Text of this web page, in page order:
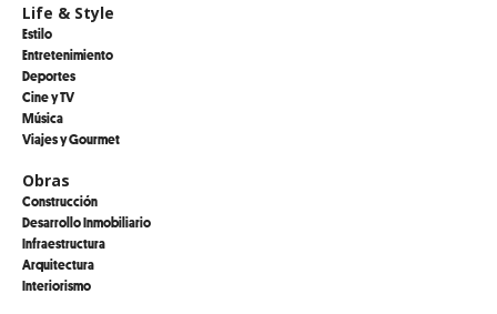
Life & Style
Estilo
Entretenimiento
Deportes
Cine y TV
Música
Viajes y Gourmet
Obras
Construcción
Desarrollo Inmobiliario
Infraestructura
Arquitectura
Interiorismo